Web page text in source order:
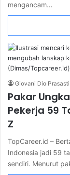
mengancam…
Giovani Dio Prasasti
Pakar
Pekerja 59
Z
TopCareer.id –
Indonesia jadi 59
sendiri. Menurut